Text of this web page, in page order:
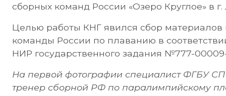
сборных команд России «Озеро Круглое» в
Целью работы КНГ явился сбор
команды России по плаванию в
НИР государственного задания №777-
На первой фотографии специалист ФГБУ
тренер сборной РФ по паралимпийскому